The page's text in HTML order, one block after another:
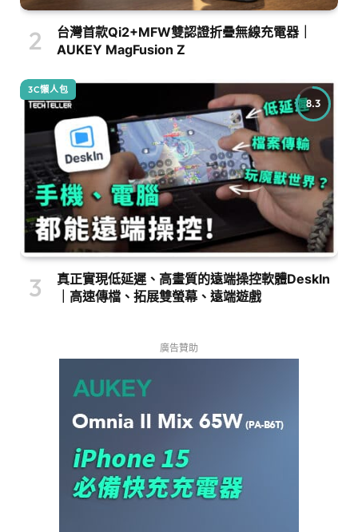
台灣首款Qi2+MFW雙認證折疊無線充電器｜
AUKEY MagFusion Z
8.3
3C懶人包
真正實現低延遲、高畫質的遠端操控軟體DeskIn
｜高速傳檔、拓展雙螢幕、遠端遊戲
廣告贊助